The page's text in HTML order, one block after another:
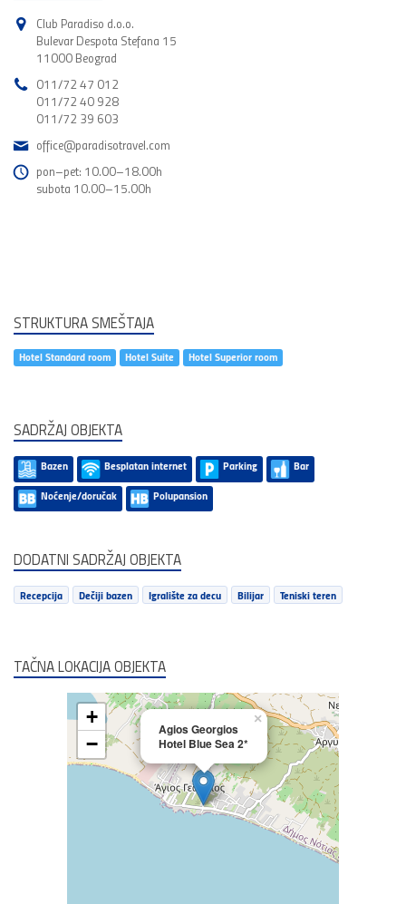
Club Paradiso d.o.o.
Bulevar Despota Stefana 15
11000 Beograd
011/72 47 012
011/72 40 928
011/72 39 603
office@paradisotravel.com
pon–pet: 10.00–18.00h
subota 10.00–15.00h
STRUKTURA SMEŠTAJA
Hotel Standard room Hotel Suite Hotel Superior room
SADRŽAJ OBJEKTA
Bazen Besplatan internet Parking
Bar
Noćenje/doručak
Polupansion
DODATNI SADRŽAJ OBJEKTA
Recepcija Dečiji bazen Igralište za decu Bilijar Teniski teren
TAČNA LOKACIJA OBJEKTA
Agios Georgios
Hotel Blue Sea 2*
×
+
−